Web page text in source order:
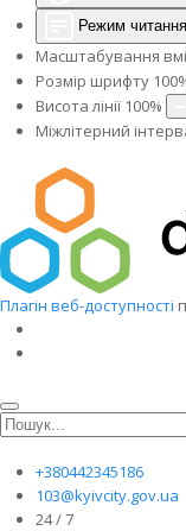
Режим читання
Масштабування
Розмір шрифту 100
Висота лінії 100%
Міжлітерний
Плагін веб-доступності
+380442345186
103@kyivcity.gov.ua
24 / 7